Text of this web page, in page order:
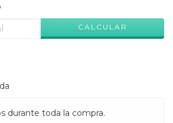
CALCULAR
durante toda la compra.